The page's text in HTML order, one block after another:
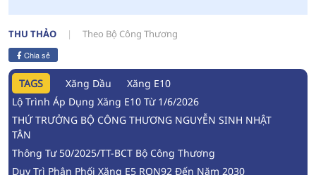
THU THẢO Theo Bộ Công Thương
Chia sẻ
TAGS Xăng Dầu
Xăng E10
Lộ Trình Áp Dụng Xăng E10 Từ 1/6/2026
THỨ TRƯỞNG BỘ CÔNG THƯƠNG NGUYỄN SINH NHẬT
TÂN
Thông Tư 50/2025/TT-BCT Bộ Công Thương
Duy Trì Phân Phối Xăng E5 RON92 Đến Năm 2030